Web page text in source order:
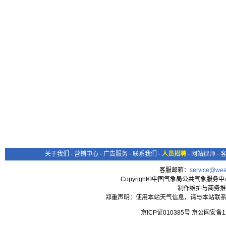
关于我们 - 营销中心 - 广告服务 - 联系我们 - 人员招聘 - 网站律师 -
客服邮箱：
Copyright©中国气象局公共气象服务
制作维护与商务
郑重声明：使用本站天气信息，请与本站联
京ICP证010385号 京公网安备